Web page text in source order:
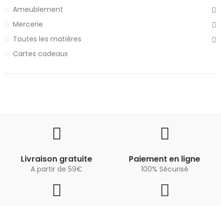
Ameublement
Mercerie
Toutes les matières
Cartes cadeaux
Livraison gratuite
A partir de 59€
Paiement en ligne
100% Sécurisé